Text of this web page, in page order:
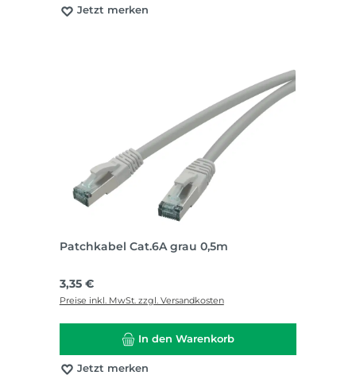
Jetzt merken
Patchkabel Cat.6A grau 0,5m
Regulärer Preis:
3,35 €
Preise inkl. MwSt. zzgl. Versandkosten
In den Warenkorb
Jetzt merken